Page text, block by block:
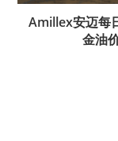
Amillex安迈每
金油